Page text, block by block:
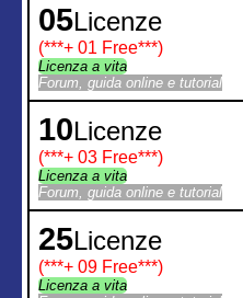
05Licenze
(***+ 01 Free***)
Licenza a vita
Forum, guida online e tutorial
10Licenze
(***+ 03 Free***)
Licenza a vita
Forum, guida online e tutorial
25Licenze
(***+ 09 Free***)
Licenza a vita